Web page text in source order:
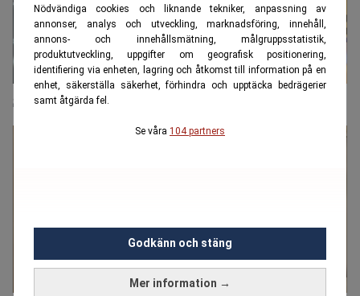
Nödvändiga cookies och liknande tekniker, anpassning av
annonser, analys och utveckling, marknadsföring, innehåll,
annons- och innehållsmätning, målgruppsstatistik,
produktutveckling, uppgifter om geografisk positionering,
identifiering via enheten, lagring och åtkomst till information på en
enhet, säkerställa säkerhet, förhindra och upptäcka bedrägerier
samt åtgärda fel.
Se våra 104 partners
Mer information →
Godkänn och stäng
Så värderar du en aktie som ett proffs – steg för steg